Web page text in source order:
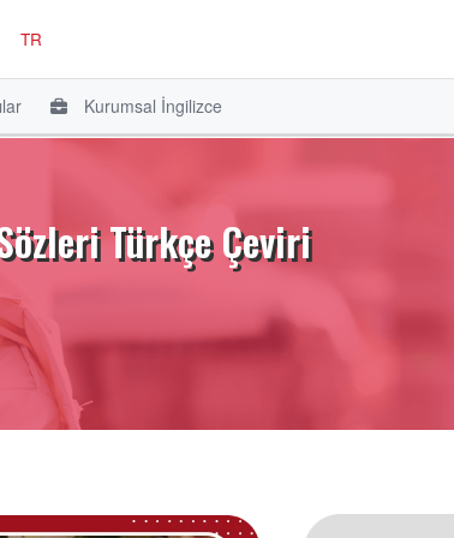
TR
Kurumsal İngilizce
Türkçe Çeviri